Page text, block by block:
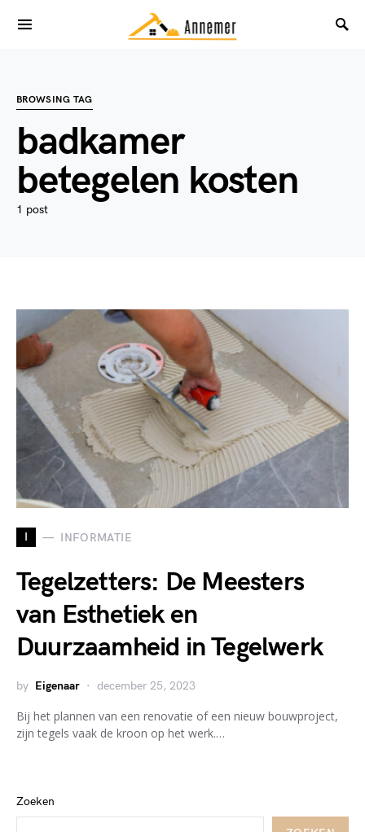
BROWSING TAG
badkamer
betegelen kosten
1 post
I INFORMATIE
Tegelzetters: De Meesters
van Esthetiek en
Duurzaamheid in Tegelwerk
by Eigenaar december 25, 2023
Bij het plannen van een renovatie of een nieuw bouwproject,
zijn tegels vaak de kroon op het werk.…
Zoeken